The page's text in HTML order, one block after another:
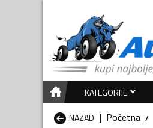
KATEGORIJE
NAZAD
Početna